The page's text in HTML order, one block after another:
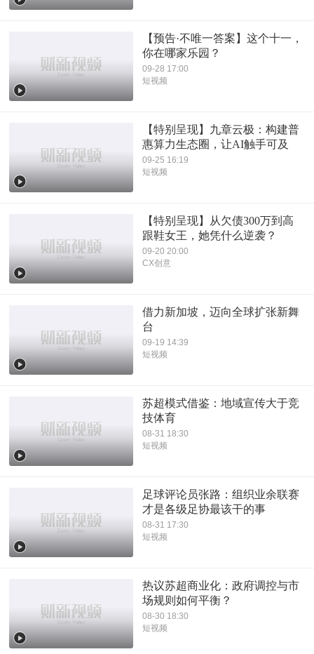
【预告·不唯一答案】这个十一，
你在哪家乐园？
09-28 17:00
短视频
【特别呈现】九章云极：构建普
惠算力生态圈，让AI触手可及
09-25 16:19
短视频
【特别呈现】从欠债300万到高
跟鞋女王，她凭什么逆袭？
09-20 20:00
CX创意
借力新加坡，迈向全球扩张新舞
台
09-19 14:39
短视频
苏超模式借鉴：地域宣传大于竞
技体育
08-31 18:30
短视频
足球评论员张路：组织业余联赛
才是各级足协最该干的事
08-31 17:30
短视频
热议苏超商业化：政府调控与市
场规则如何平衡？
08-30 18:30
短视频